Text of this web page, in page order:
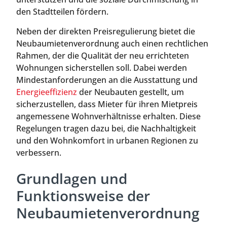
den Stadtteilen fördern.
Neben der direkten Preisregulierung bietet die
Neubaumietenverordnung auch einen rechtlichen
Rahmen, der die Qualität der neu errichteten
Wohnungen sicherstellen soll. Dabei werden
Mindestanforderungen an die Ausstattung und
Energieeffizienz der Neubauten gestellt, um
sicherzustellen, dass Mieter für ihren Mietpreis
angemessene Wohnverhältnisse erhalten. Diese
Regelungen tragen dazu bei, die Nachhaltigkeit
und den Wohnkomfort in urbanen Regionen zu
verbessern.
Grundlagen und
Funktionsweise der
Neubaumietenverordnung